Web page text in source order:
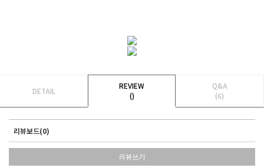
DETAIL
REVIEW
()
Q&A
(6)
리뷰보드(0)
리뷰쓰기